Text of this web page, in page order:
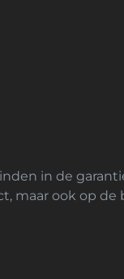
in de
maar ook op de